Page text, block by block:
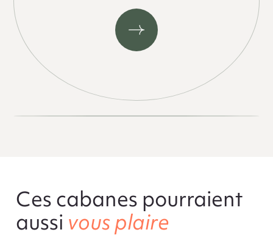
Ces cabanes pourraient
aussi vous plaire